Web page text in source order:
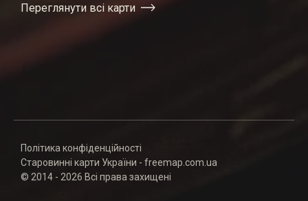
Переглянути всі карти
Політика конфіденційності
Старовинні карти України - freemap.com.ua
© 2014 - 2026 Всі права захищені